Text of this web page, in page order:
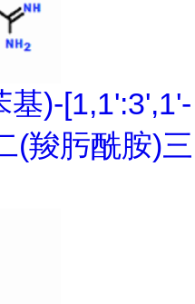
基)-[1,1':3',1'-
(羧肟酰胺)三